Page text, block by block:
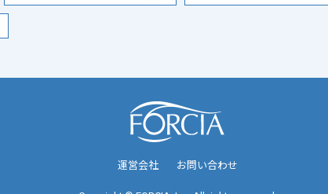
運営会社 お問い合わせ